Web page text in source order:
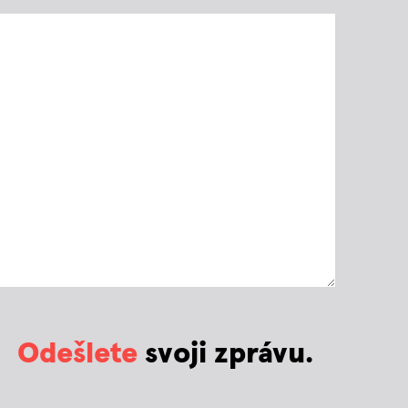
Odešletesvoji zprávu.